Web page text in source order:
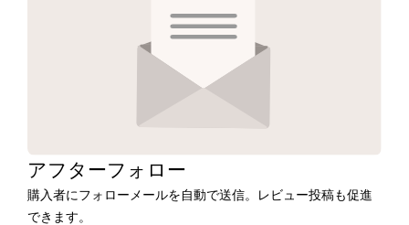
アフターフォロー
購入者にフォローメールを自動で送信。レビュー投稿も促進
できます。